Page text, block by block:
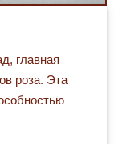
главная
роза. Эта